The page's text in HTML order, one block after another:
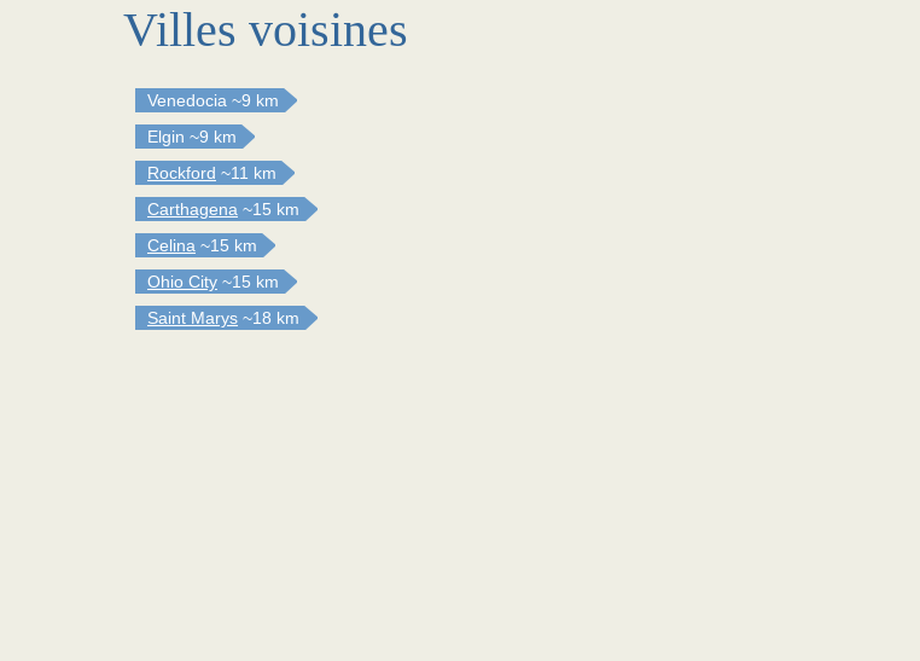
Villes voisines
Venedocia ~9 km
Elgin ~9 km
Rockford ~11 km
Carthagena ~15 km
Celina ~15 km
Ohio City ~15 km
Saint Marys ~18 km